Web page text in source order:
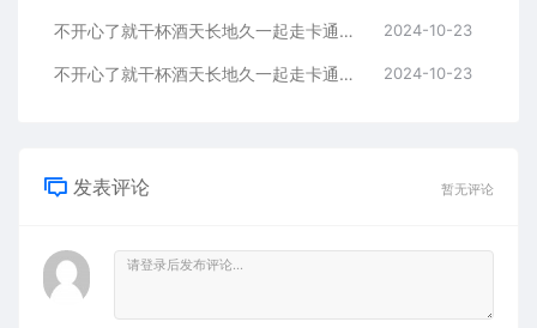
不开心了就干杯酒天长地久一起走卡通人物闺蜜姐妹 2024-10-23
不开心了就干杯酒天长地久一起走卡通人物闺蜜姐妹 2024-10-23
发表评论 暂无评论